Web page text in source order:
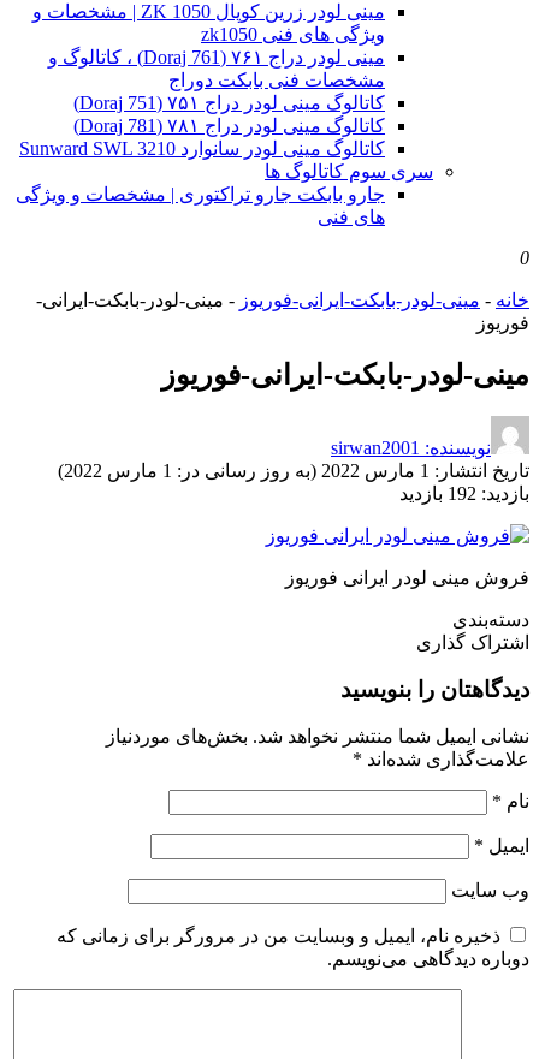
مینی لودر زرین کوپال ZK 1050 | مشخصات و
ویژگی های فنی zk1050
مینی لودر دراج ۷۶۱ (Doraj 761) ، کاتالوگ و
مشخصات فنی بابکت دوراج
کاتالوگ مینی لودر دراج ۷۵۱ (Doraj 751)
کاتالوگ مینی لودر دراج ۷۸۱ (Doraj 781)
کاتالوگ مینی لودر سانوارد Sunward SWL 3210
سری سوم کاتالوگ ها
جارو بابکت جارو تراکتوری | مشخصات و ویژگی
های فنی
0
خانه - مینی-لودر-بابکت-ایرانی-فوریوز - مینی-لودر-بابکت-ایرانی-
فوریوز
مینی-لودر-بابکت-ایرانی-فوریوز
نویسنده: sirwan2001
تاریخ انتشار: 1 مارس 2022 (به روز رسانی در: 1 مارس 2022)
بازدید: 192 بازدید
فروش مینی لودر ایرانی فوریوز
دسته‌بندی
اشتراک گذاری
دیدگاهتان را بنویسید
نشانی ایمیل شما منتشر نخواهد شد. بخش‌های موردنیاز
علامت‌گذاری شده‌اند *
نام *
ایمیل *
وب‌ سایت
ذخیره نام، ایمیل و وبسایت من در مرورگر برای زمانی که
دوباره دیدگاهی می‌نویسم.